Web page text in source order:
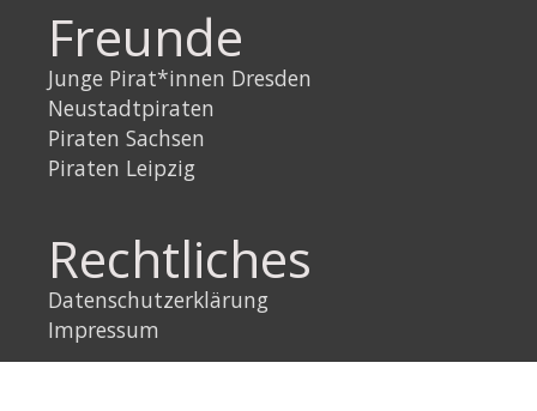
Freunde
Junge Pirat*innen Dresden
Neustadtpiraten
Piraten Sachsen
Piraten Leipzig
Rechtliches
Datenschutzerklärung
Impressum